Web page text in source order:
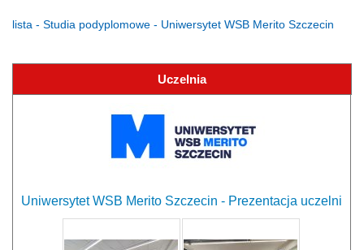
lista - Studia podyplomowe - Uniwersytet WSB Merito Szczecin
Uczelnia
Uniwersytet WSB Merito Szczecin - Prezentacja uczelni